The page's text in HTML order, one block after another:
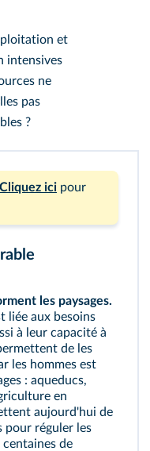
et
intensives
ne
pas
?
Cliquez ici pour
les paysages.
liée aux besoins
à leur capacité à
de les
les hommes est
: aqueducs,
en
aujourd'hui de
pour réguler les
de